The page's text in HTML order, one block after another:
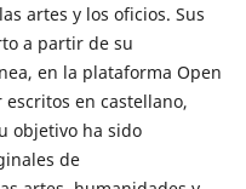
artes y los oficios. Sus
a partir de su
en la plataforma Open
escritos en castellano,
objetivo ha sido
de